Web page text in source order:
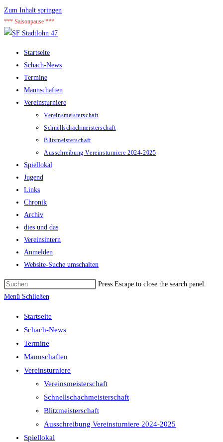
Zum Inhalt springen
*** Saisonpause ***
Startseite
Schach-News
Termine
Mannschaften
Vereinsturniere
Vereinsmeisterschaft
Schnellschachmeisterschaft
Blitzmeisterschaft
Ausschreibung Vereinsturniere 2024-2025
Spiellokal
Jugend
Links
Chronik
Archiv
dies und das
Vereinsintern
Anmelden
Website-Suche umschalten
Press Escape to close the search panel.
Menü Schließen
Startseite
Schach-News
Termine
Mannschaften
Vereinsturniere
Vereinsmeisterschaft
Schnellschachmeisterschaft
Blitzmeisterschaft
Ausschreibung Vereinsturniere 2024-2025
Spiellokal